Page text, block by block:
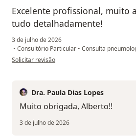
Excelente profissional, muito
tudo detalhadamente!
3 de julho de 2026
• Consultório Particular • Consulta
na opinião do utilizador Alberto R.
Solicitar revisão
Dra. Paula Dias Lopes
Muito obrigada, Alberto!!
3 de julho de 2026